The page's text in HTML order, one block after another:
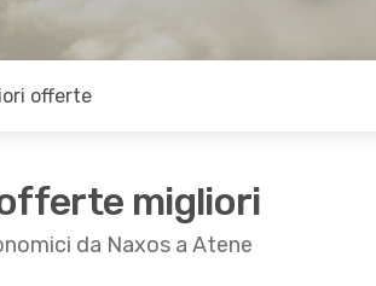
offerte
migliori
da Naxos a Atene